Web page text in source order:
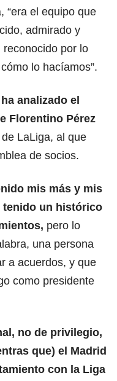
“era el equipo que
admirado y
por lo
lo hacíamos”.
analizado el
Florentino Pérez
LaLiga, al que
de socios.
mis más y mis
tenido un histórico
pero lo
una persona
a acuerdos, y que
como presidente
no de privilegio,
que) el Madrid
con la Liga